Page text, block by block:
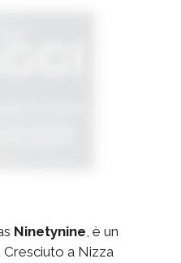
Ninetynine, è un
a Nizza